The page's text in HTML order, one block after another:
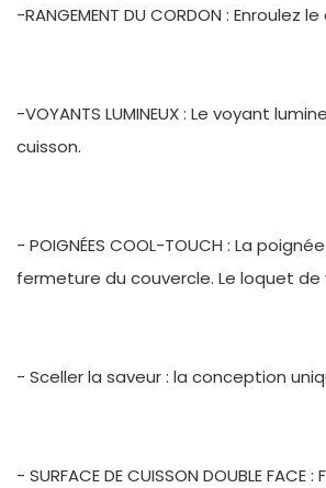
-RANGEMENT DU CORDON :
-VOYANTS LUMINEUX : Le voyant
cuisson.
- POIGNÉES COOL-TOUCH : La
fermeture du couvercle. Le loquet
- Sceller la saveur : la conception
- SURFACE DE CUISSON DOUBLE